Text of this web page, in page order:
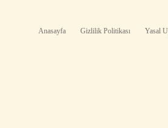
Anasayfa Gizlilik Politikası Yasal